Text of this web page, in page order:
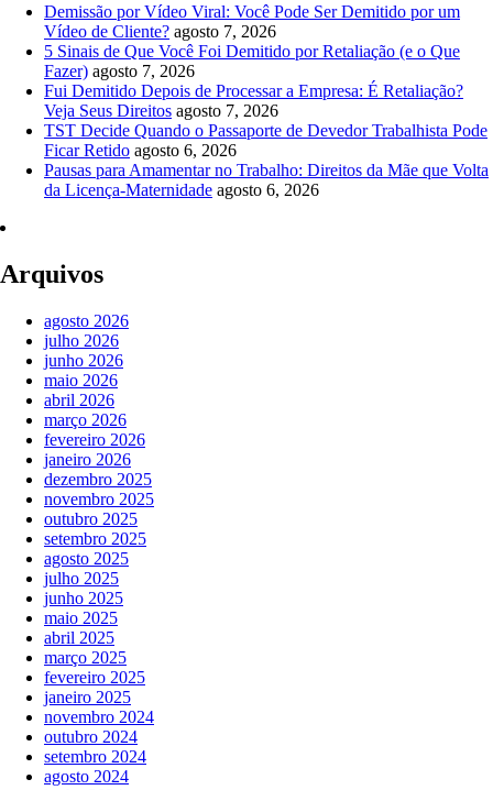
Demissão por Vídeo Viral: Você Pode Ser Demitido por um
Vídeo de Cliente? agosto 7, 2026
5 Sinais de Que Você Foi Demitido por Retaliação (e o Que
Fazer) agosto 7, 2026
Fui Demitido Depois de Processar a Empresa: É Retaliação?
Veja Seus Direitos agosto 7, 2026
TST Decide Quando o Passaporte de Devedor Trabalhista Pode
Ficar Retido agosto 6, 2026
Pausas para Amamentar no Trabalho: Direitos da Mãe que Volta
da Licença-Maternidade agosto 6, 2026
Arquivos
agosto 2026
julho 2026
junho 2026
maio 2026
abril 2026
março 2026
fevereiro 2026
janeiro 2026
dezembro 2025
novembro 2025
outubro 2025
setembro 2025
agosto 2025
julho 2025
junho 2025
maio 2025
abril 2025
março 2025
fevereiro 2025
janeiro 2025
novembro 2024
outubro 2024
setembro 2024
agosto 2024